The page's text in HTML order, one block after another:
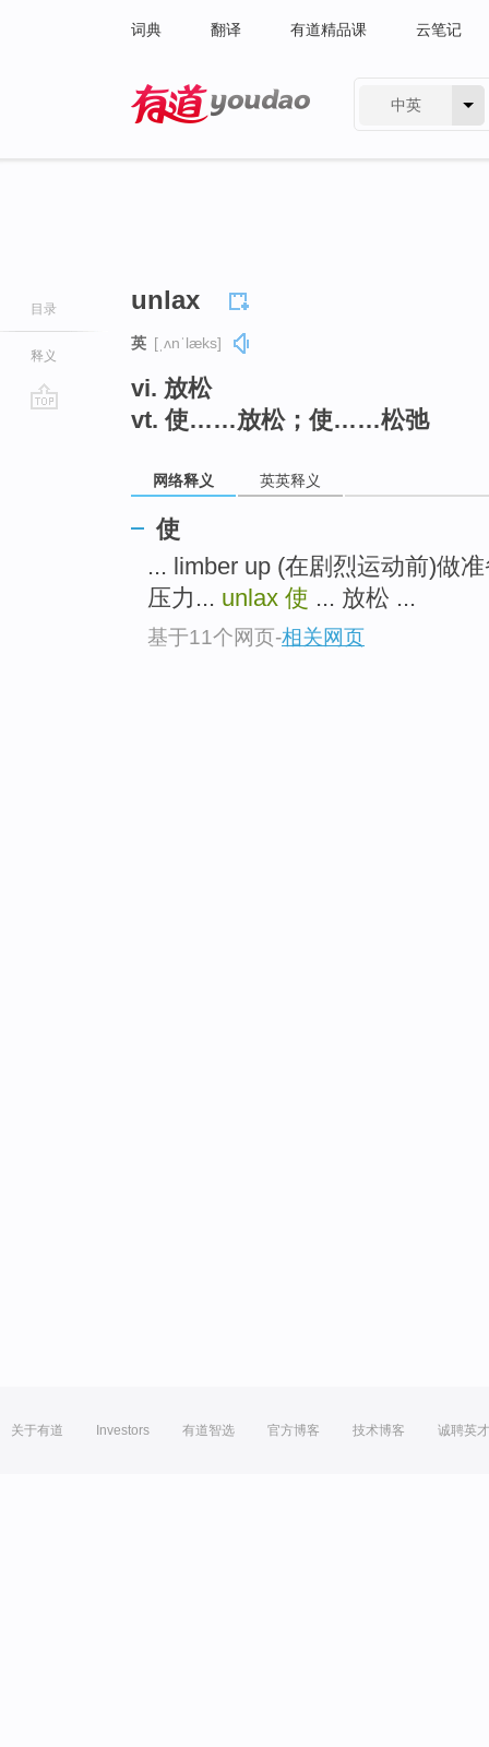
词典 翻译 有道精品课 云笔记
中英
目录
释义
unlax
英 [ˌʌnˈlæks]
vi. 放松
vt. 使……放松；使……松弛
网络释义 英英释义
使
... limber up (在剧烈运动前)做
压力... unlax 使 ... 放松 ...
基于11个网页-相关网页
关于有道 Investors 有道智选 官方博客 技术博客 诚聘英才